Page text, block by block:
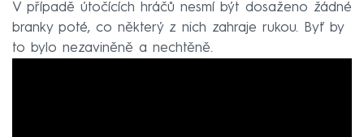
V případě útočících hráčů nesmí být dosaženo žádné
branky poté, co některý z nich zahraje rukou. Byť by
to bylo nezaviněně a nechtěně.